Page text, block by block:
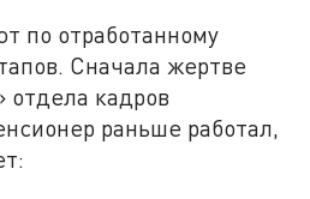
по отработанному
Сначала жертве
отдела кадров
раньше работал,